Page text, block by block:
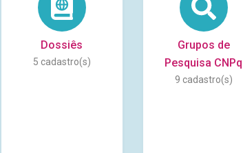
Dossiês
5
Grupos de
Pesquisa CNPq
9